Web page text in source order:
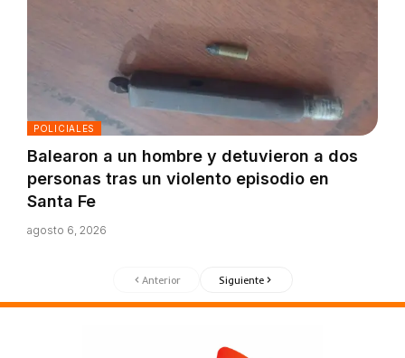
POLICIALES
Balearon a un hombre y detuvieron a dos
personas tras un violento episodio en
Santa Fe
agosto 6, 2026
Anterior Siguiente